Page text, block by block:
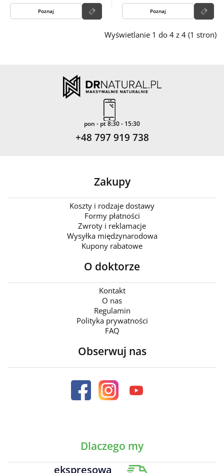
Poznaj Poznaj
Wyświetlanie 1 do 4 z 4 (1 stron)
pon - pt 8:30 - 15:30
+48 797 919 738
Zakupy
Koszty i rodzaje dostawy
Formy płatności
Zwroty i reklamacje
Wysyłka międzynarodowa
Kupony rabatowe
O doktorze
Kontakt
O nas
Regulamin
Polityka prywatności
FAQ
Obserwuj nas
Dlaczego my
ekspresowa